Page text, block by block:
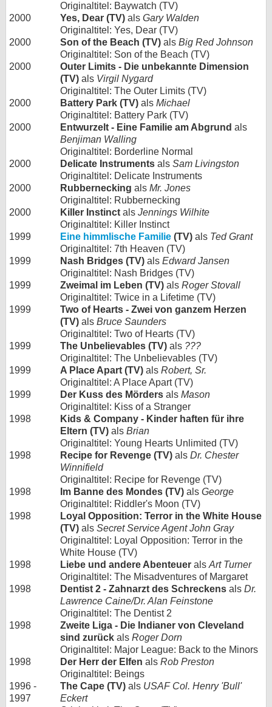
Originaltitel: Baywatch (TV)
2000
Yes, Dear (TV) als Gary Walden
Originaltitel: Yes, Dear (TV)
2000
Son of the Beach (TV) als Big Red Johnson
Originaltitel: Son of the Beach (TV)
2000
Outer Limits - Die unbekannte Dimension
(TV) als Virgil Nygard
Originaltitel: The Outer Limits (TV)
2000
Battery Park (TV) als Michael
Originaltitel: Battery Park (TV)
2000
Entwurzelt - Eine Familie am Abgrund als
Benjiman Walling
Originaltitel: Borderline Normal
2000
Delicate Instruments als Sam Livingston
Originaltitel: Delicate Instruments
2000
Rubbernecking als Mr. Jones
Originaltitel: Rubbernecking
2000
Killer Instinct als Jennings Wilhite
Originaltitel: Killer Instinct
1999
Eine himmlische Familie (TV) als Ted Grant
Originaltitel: 7th Heaven (TV)
1999
Nash Bridges (TV) als Edward Jansen
Originaltitel: Nash Bridges (TV)
1999
Zweimal im Leben (TV) als Roger Stovall
Originaltitel: Twice in a Lifetime (TV)
1999
Two of Hearts - Zwei von ganzem Herzen
(TV) als Bruce Saunders
Originaltitel: Two of Hearts (TV)
1999
The Unbelievables (TV) als ???
Originaltitel: The Unbelievables (TV)
1999
A Place Apart (TV) als Robert, Sr.
Originaltitel: A Place Apart (TV)
1999
Der Kuss des Mörders als Mason
Originaltitel: Kiss of a Stranger
1998
Kids & Company - Kinder haften für ihre
Eltern (TV) als Brian
Originaltitel: Young Hearts Unlimited (TV)
1998
Recipe for Revenge (TV) als Dr. Chester
Winnifield
Originaltitel: Recipe for Revenge (TV)
1998
Im Banne des Mondes (TV) als George
Originaltitel: Riddler's Moon (TV)
1998
Loyal Opposition: Terror in the White House
(TV) als Secret Service Agent John Gray
Originaltitel: Loyal Opposition: Terror in the
White House (TV)
1998
Liebe und andere Abenteuer als Art Turner
Originaltitel: The Misadventures of Margaret
1998
Dentist 2 - Zahnarzt des Schreckens als Dr.
Lawrence Caine/Dr. Alan Feinstone
Originaltitel: The Dentist 2
1998
Zweite Liga - Die Indianer von Cleveland
sind zurück als Roger Dorn
Originaltitel: Major League: Back to the Minors
1998
Der Herr der Elfen als Rob Preston
Originaltitel: Beings
1996 -
1997
The Cape (TV) als USAF Col. Henry 'Bull'
Eckert